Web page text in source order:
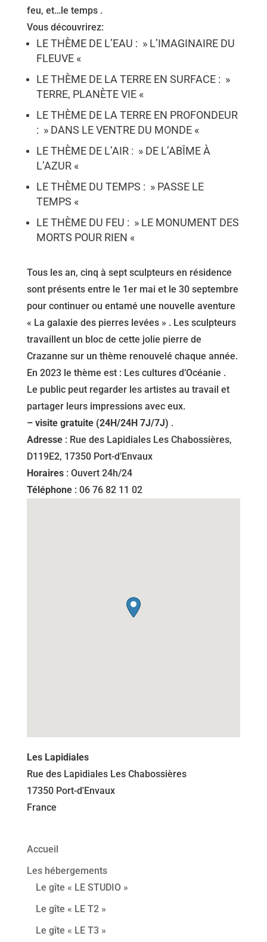
feu, et…le temps .
Vous découvrirez:
LE THÈME DE L’EAU : » L’IMAGINAIRE DU
FLEUVE «
LE THÈME DE LA TERRE EN SURFACE : »
TERRE, PLANÈTE VIE «
LE THÈME DE LA TERRE EN PROFONDEUR
: » DANS LE VENTRE DU MONDE «
LE THÈME DE L’AIR : » DE L’ABÎME À
L’AZUR «
LE THÈME DU TEMPS : » PASSE LE
TEMPS «
LE THÈME DU FEU : » LE MONUMENT DES
MORTS POUR RIEN «
Tous les an, cinq à sept sculpteurs en résidence
sont présents entre le 1er mai et le 30 septembre
pour continuer ou entamé une nouvelle aventure
« La galaxie des pierres levées » . Les sculpteurs
travaillent un bloc de cette jolie pierre de
Crazanne sur un thème renouvelé chaque année.
En 2023 le thème est : Les cultures d’Océanie .
Le public peut regarder les artistes au travail et
partager leurs impressions avec eux.
– visite gratuite (24H/24H 7J/7J) .
Adresse : Rue des Lapidiales Les Chabossières,
D119E2, 17350 Port-d’Envaux
Horaires: Ouvert 24h/24
Téléphone: 06 76 82 11 02
Les Lapidiales
Rue des Lapidiales Les Chabossières
17350 Port-d'Envaux
France
Accueil
Les hébergements
Le gîte « LE STUDIO »
Le gîte « LE T2 »
Le gîte « LE T3 »